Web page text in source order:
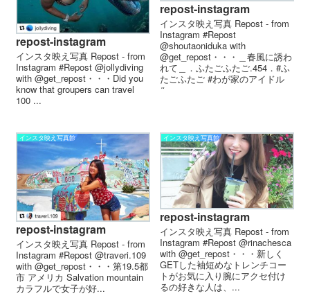
repost-instagram
インスタ映え写真 Repost - from
Instagram #Repost @jollydiving
with @get_repost・・・Did you
know that groupers can travel
100 ...
repost-instagram
インスタ映え写真 Repost - from
Instagram #Repost
@shoutaoniduka with
@get_repost・・・＿春風に誘わ
れて＿．ふたごふたご.454．#ふ
たごふたご #わが家のアイドル
#...
インスタ映え写真館
repost-instagram
インスタ映え写真 Repost - from
Instagram #Repost @traveri.109
with @get_repost・・・第19.5都
市 アメリカ Salvation mountain
カラフルで女子が好...
インスタ映え写真館
repost-instagram
インスタ映え写真 Repost - from
Instagram #Repost @rinachesca
with @get_repost・・・新しく
GETした袖短めな トレンチコー
トがお気に入り 腕にアクセ付け
るの好きな人は、 ...